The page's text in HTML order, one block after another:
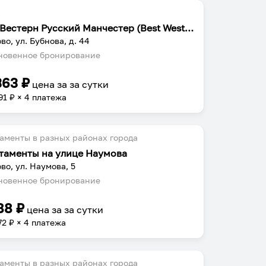
Бест Вестерн Русский Манчестер (Best Western)
ул. Бубнова, д. 44
бронирование
₽ цена заза сутки
₽ × 4 платежа
в разных районах города
на улице Наумова
ул. Наумова, 5
бронирование
₽ цена заза сутки
₽ × 4 платежа
в разных районах города